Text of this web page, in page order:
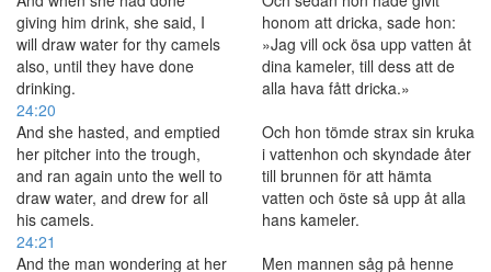
giving him drink, she said, I
will draw water for thy camels
also, until they have done
drinking.
honom att dricka, sade hon:
»Jag vill ock ösa upp vatten åt
dina kameler, till dess att de
alla hava fått dricka.»
24:20
And she hasted, and emptied
her pitcher into the trough,
and ran again unto the well to
draw water, and drew for all
his camels.
Och hon tömde strax sin kruka
i vattenhon och skyndade åter
till brunnen för att hämta
vatten och öste så upp åt alla
hans kameler.
24:21
And the man wondering at her
Men mannen såg på henne